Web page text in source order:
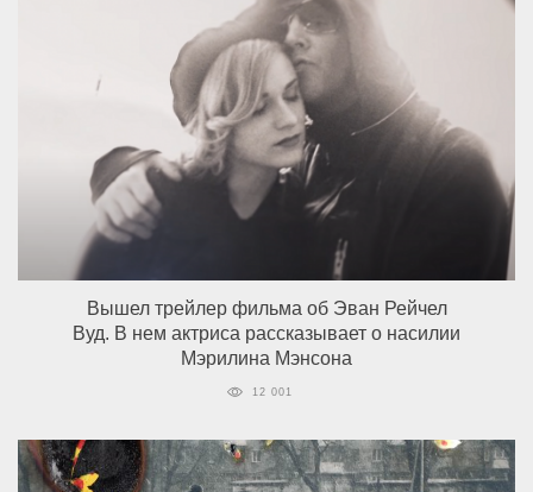
Вышел трейлер фильма об Эван Рейчел
Вуд. В нем актриса рассказывает о насилии
Мэрилина Мэнсона
12 001